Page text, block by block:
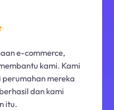
e-commerce,
kami. Kami
mereka
dan kami
itu.